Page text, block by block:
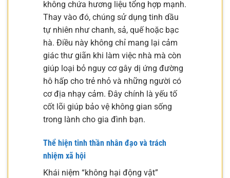
không chứa hương liệu tổng hợp mạnh.
Thay vào đó, chúng sử dụng tinh dầu
tự nhiên như chanh, sả, quế hoặc bạc
hà. Điều này không chỉ mang lại cảm
giác thư giãn khi làm việc nhà mà còn
giúp loại bỏ nguy cơ gây dị ứng đường
hô hấp cho trẻ nhỏ và những người có
cơ địa nhạy cảm. Đây chính là yếu tố
cốt lõi giúp bảo vệ không gian sống
trong lành cho gia đình bạn.
Thể hiện tinh thần nhân đạo và trách
nhiệm xã hội
Khái niệm “không hại động vật”